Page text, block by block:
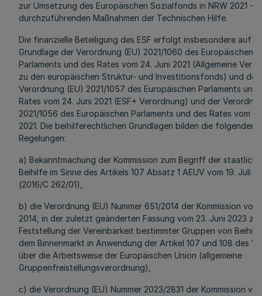
zur Umsetzung des Europäischen Sozialfonds in NRW 2021 -
durchzuführenden Maßnahmen der Technischen Hilfe.
Die finanzielle Beteiligung des ESF erfolgt insbesondere auf
Grundlage der Verordnung (EU) 2021/1060 des Europäischen
Parlaments und des Rates vom 24. Juni 2021 (Allgemeine
zu den europäischen Struktur- und Investitionsfonds) und der
Verordnung (EU) 2021/1057 des Europäischen Parlaments und
Rates vom 24. Juni 2021 (ESF+ Verordnung) und der
2021/1056 des Europäischen Parlaments und des Rates vom
2021. Die beihilferechtlichen Grundlagen bilden die folgenden
Regelungen:
a) Bekanntmachung der Kommission zum Begriff der
Beihilfe im Sinne des Artikels 107 Absatz 1 AEUV vom 19. Juli
(2016/C 262/01),
b) die Verordnung (EU) Nummer 651/2014 der Kommission vom
2014, in der zuletzt geänderten Fassung vom 23. Juni 2023 zur
Feststellung der Vereinbarkeit bestimmter Gruppen von
dem Binnenmarkt in Anwendung der Artikel 107 und 108 des
über die Arbeitsweise der Europäischen Union (allgemeine
Gruppenfreistellungsverordnung),
c) die Verordnung (EU) Nummer 2023/2831 der Kommission